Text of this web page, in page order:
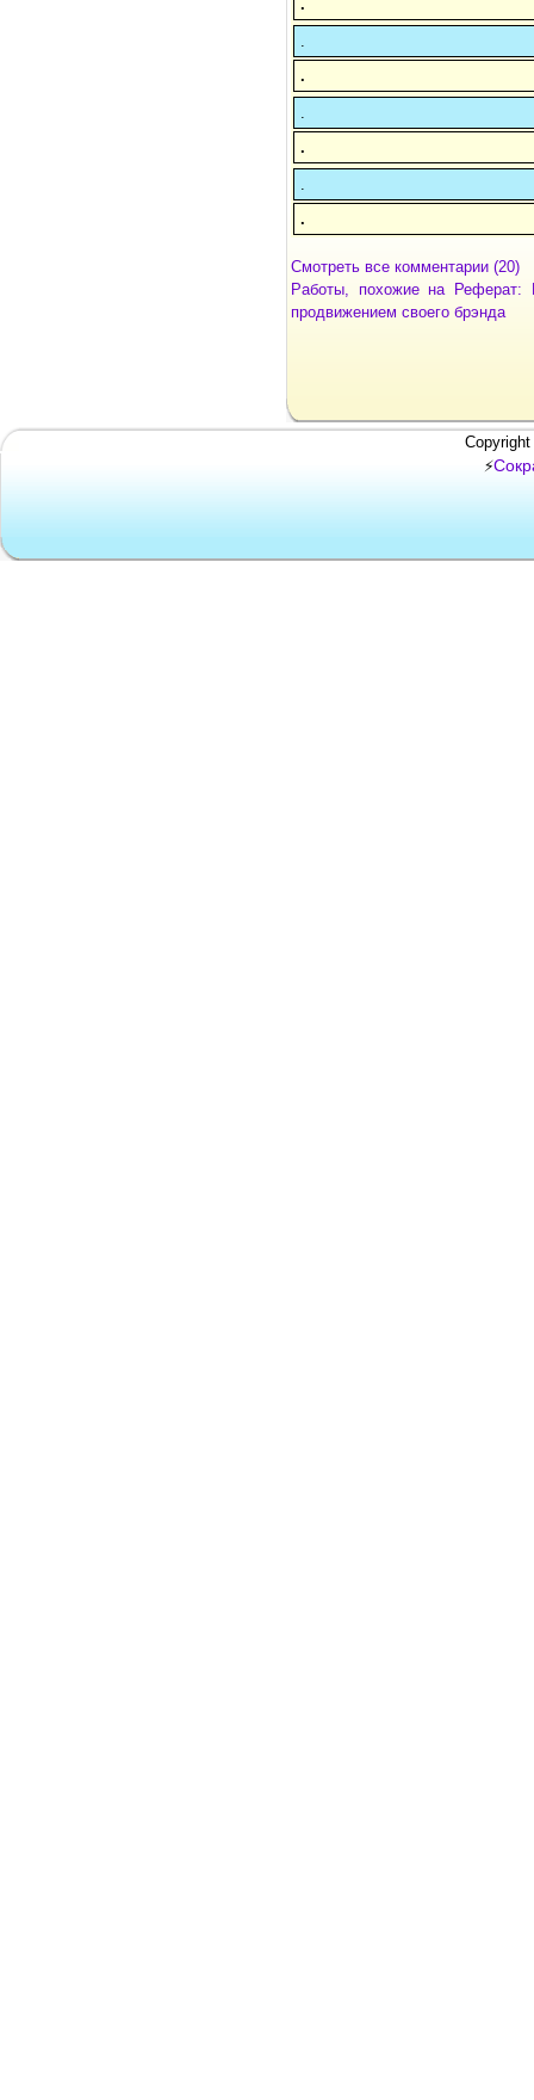
.
.
.
.
Смотреть все комментарии (20)
Работы, похожие на Реферат:
продвижением своего брэнда
⚡